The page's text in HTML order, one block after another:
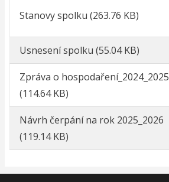
Stanovy spolku (263.76 KB)
Usnesení spolku (55.04 KB)
Zpráva o hospodaření_2024_2025
(114.64 KB)
Návrh čerpání na rok 2025_2026
(119.14 KB)